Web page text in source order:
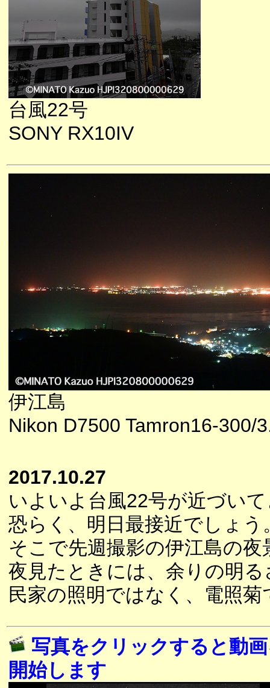
台風22号
SONY RX10IV
伊江島
Nikon D7500 Tamron16-300/
2017.10.27
いよいよ台風22号が近づい
恐らく、明日最接近でしょう
そこで先週撮影の伊江島の夜
夜見たときには、余りの明
民家の照明ではなく、電照菊
写真をクリックすると動
開始します